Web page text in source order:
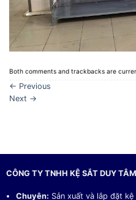
Both comments and trackbacks are
← Previous
Next →
CÔNG TY TNHH KỆ SẮT DUY TÂM
Chuyên: Sản xuất và lắp đặt